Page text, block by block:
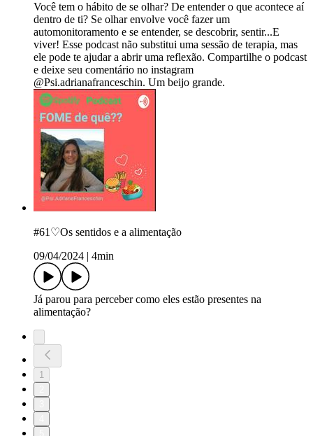
Você tem o hábito de se olhar? De entender o que acontece aí
dentro de ti? Se olhar envolve você fazer um
automonitoramento e se entender, se descobrir, sentir...E
viver! Esse podcast não substitui uma sessão de terapia, mas
ele pode te ajudar a abrir uma reflexão. Compartilhe o podcast
e deixe seu comentário no instagram
@Psi.adrianafranceschin. Um beijo grande.
#61♡Os sentidos e a alimentação
09/04/2024
4min
Já parou para perceber como eles estão presentes na
alimentação?
1